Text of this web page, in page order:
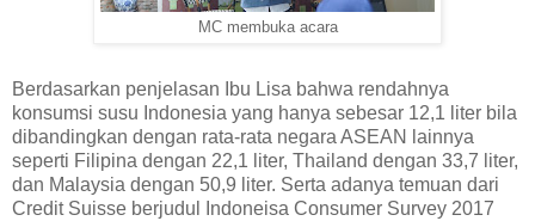
MC membuka acara
Berdasarkan penjelasan Ibu Lisa bahwa rendahnya
konsumsi susu Indonesia yang hanya sebesar 12,1 liter bila
dibandingkan dengan rata-rata negara ASEAN lainnya
seperti Filipina dengan 22,1 liter, Thailand dengan 33,7 liter,
dan Malaysia dengan 50,9 liter. Serta adanya temuan dari
Credit Suisse berjudul Indoneisa Consumer Survey 2017